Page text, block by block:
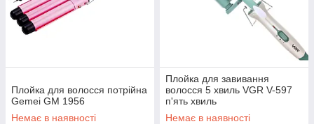
Плойка для волосся потрійна
Gemei GM 1956
Немає в наявності
Плойка для завивання
волосся 5 хвиль VGR V-597
п'ять хвиль
Немає в наявності